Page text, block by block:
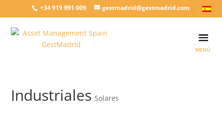
+34 919 991 009 gestmadrid@gestmadrid.com
Industriales Solares